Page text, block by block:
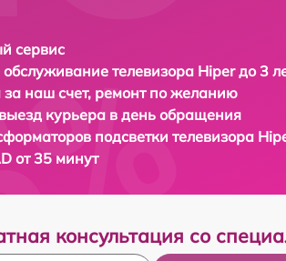
сервис
обслуживание телевизора Hiper до 3
наш счет, ремонт по желанию
курьера в день обращения
подсветки телевизора
от 35 минут
консультация со